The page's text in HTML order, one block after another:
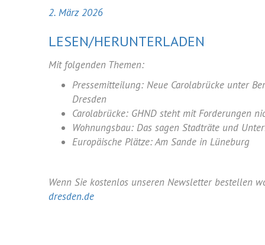
2. März 2026
LESEN/HERUNTERLADEN
Mit folgenden Themen:
Pressemitteilung: Neue Carolabrücke unter
Dresden
Carolabrücke: GHND steht mit Forderungen
Wohnungsbau: Das sagen Stadträte und
Europäische Plätze: Am Sande in Lüneburg
Wenn Sie kostenlos unseren Newsletter bestellen
dresden.de